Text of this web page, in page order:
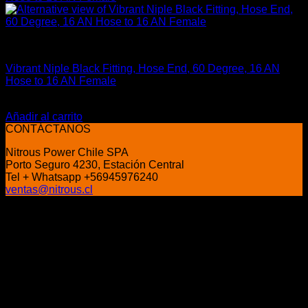
Vibrant Niple Black Fitting, Hose End, 60 Degree, 16 AN
Hose to 16 AN Female
precio
original
$69.900.
actual
$51.000.
Añadir al carrito
CONTÁCTANOS
Nitrous Power Chile SPA
Porto Seguro 4230, Estación Central
Tel + Whatsapp +56945976240
ventas@nitrous.cl